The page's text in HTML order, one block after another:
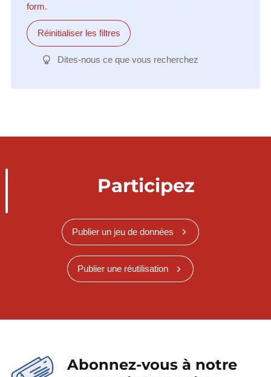
form.
Réinitialiser les filtres
Dites-nous ce que vous recherchez
Participez
Publier un jeu de données
Publier une réutilisation
Abonnez-vous à notre